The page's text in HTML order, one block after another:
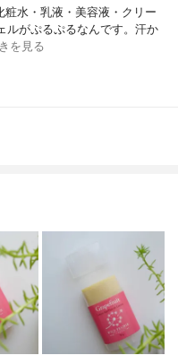
水・乳液・美容液・クリー
ルがぷるぷるなんです。汗か
を見る